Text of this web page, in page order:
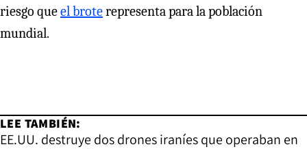
riesgo queel broterepresenta para la población
mundial.
LEE TAMBIÉN:
EE.UU. destruye dos drones iraníes que operaban en